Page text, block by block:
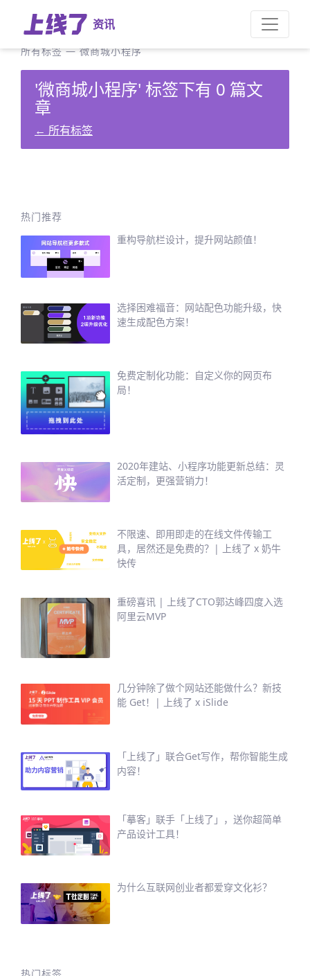
资讯
所有标签—微商城小程序
'微商城小程序' 标签下有 0 篇文
章
← 所有标签
热门推荐
重构导航栏设计，提升网站颜值！
选择困难福音：网站配色功能升级，快
速生成配色方案！
免费定制化功能：自定义你的网页布
局！
2020年建站、小程序功能更新总结：灵
活定制，更强营销力！
不限速、即用即走的在线文件传输工
具，居然还是免费的？| 上线了 x 奶牛
快传
重磅喜讯 | 上线了CTO郭达峰四度入选
阿里云MVP
几分钟除了做个网站还能做什么？新技
能 Get！| 上线了 x iSlide
「上线了」联合Get写作，帮你智能生成
内容！
「摹客」联手「上线了」，送你超简单
产品设计工具！
为什么互联网创业者都爱穿文化衫？
热门标签